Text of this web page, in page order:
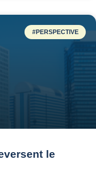
#PERSPECTIVE
le